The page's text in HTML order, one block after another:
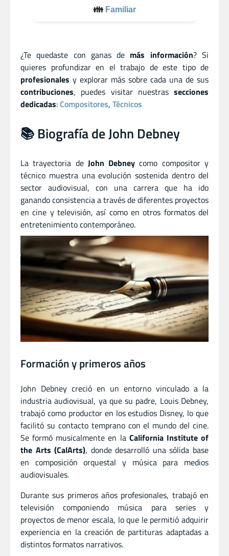
👪 Familiar
¿Te quedaste con ganas de más información? Si
quieres profundizar en el trabajo de este tipo de
profesionales y explorar más sobre cada una de sus
contribuciones, puedes visitar nuestras secciones
dedicadas:Compositores, Técnicos
📚 Biografía de John Debney
La trayectoria de John Debney como compository
técnico muestra una evolución sostenida dentro del
sector audiovisual, con una carrera que ha ido
ganando consistencia a través de diferentes proyectos
en cine y televisión, así como en otros formatos del
entretenimiento contemporáneo.
Formación y primeros años
John Debney creció en un entorno vinculado a la
industria audiovisual, ya que su padre, Louis Debney,
trabajó como productor en los estudios Disney, lo que
facilitó su contacto temprano con el mundo del cine.
Se formó musicalmente en la California Institute of
the Arts (CalArts), donde desarrolló una sólida base
en composición orquestal y música para medios
audiovisuales.
Durante sus primeros años profesionales, trabajó en
televisión componiendo música para series y
proyectos de menor escala, lo que le permitió adquirir
experiencia en la creación de partituras adaptadas a
distintos formatos narrativos.